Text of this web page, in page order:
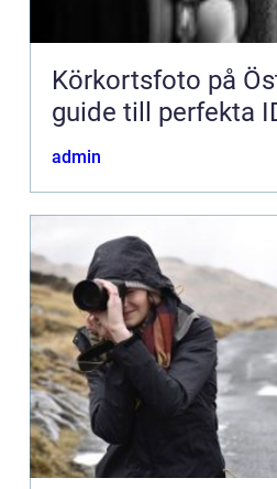
Körkortsfoto på
guide till perfekta
admin